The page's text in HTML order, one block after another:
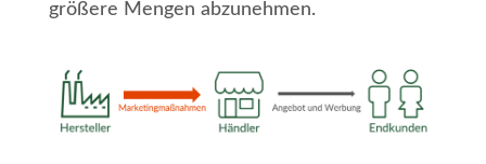
größere Mengen abzunehmen.